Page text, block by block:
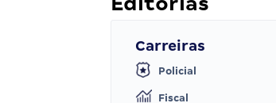
Carreiras
Policial
Fiscal